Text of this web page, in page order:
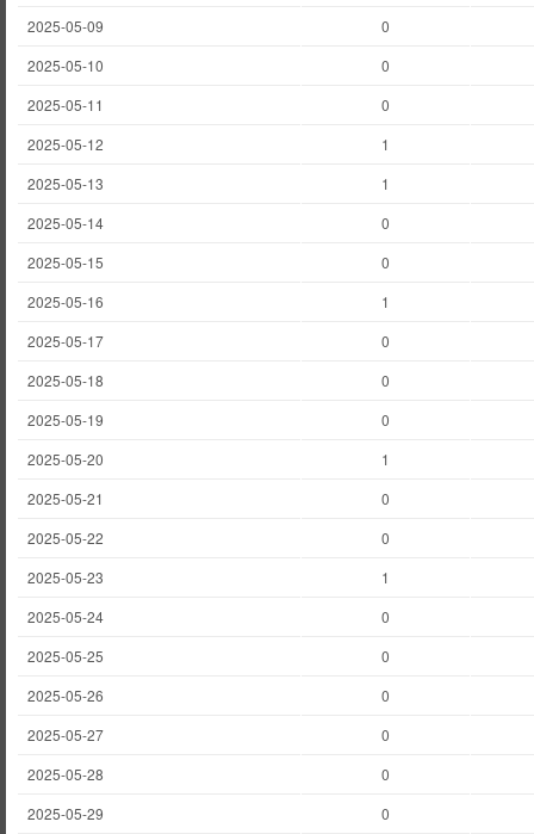
2025-05-09
0
2025-05-10
0
2025-05-11
0
2025-05-12
1
2025-05-13
1
2025-05-14
0
2025-05-15
0
2025-05-16
1
2025-05-17
0
2025-05-18
0
2025-05-19
0
2025-05-20
1
2025-05-21
0
2025-05-22
0
2025-05-23
1
2025-05-24
0
2025-05-25
0
2025-05-26
0
2025-05-27
0
2025-05-28
0
2025-05-29
0